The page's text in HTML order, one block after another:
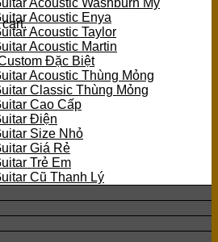
Acoustic Washburn Mỹ
Acoustic Enya
Acoustic Taylor
Acoustic Martin
Đặc Biệt
Acoustic Thùng Mỏng
Classic Thùng Mỏng
Cao Cấp
Điện
Size Nhỏ
Giá Rẻ
Trẻ Em
Cũ Thanh Lý